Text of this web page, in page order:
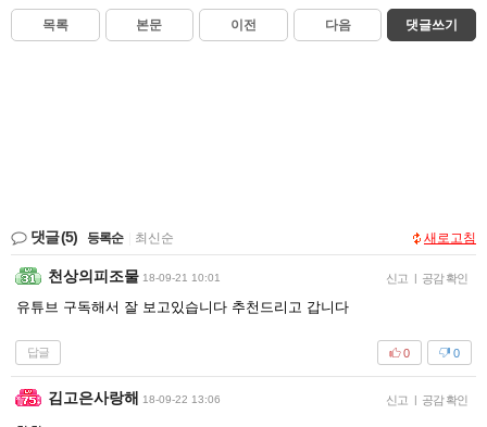
목록 본문 이전 다음 댓글쓰기
댓글(5) 등록순 최신순 새로고침
천상의피조물 18-09-21 10:01 신고 | 공감 확인
유튜브 구독해서 잘 보고있습니다 추천드리고 갑니다
답글 0
0
김고은사랑해 18-09-22 13:06 신고 | 공감 확인